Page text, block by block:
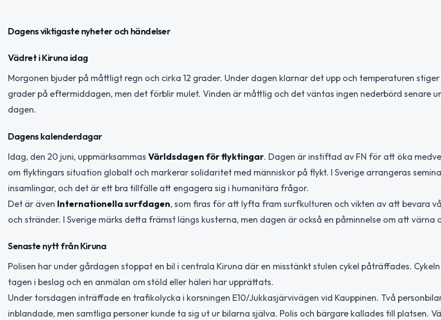
Dagens viktigaste nyheter och händelser
Vädret i Kiruna idag
Morgonen bjuder på måttligt regn och cirka 12 grader. Under dagen klarnar det upp och temperaturen stiger
grader på eftermiddagen, men det förblir mulet. Vinden är måttlig och det väntas ingen nederbörd senare
dagen.
Dagens kalenderdagar
Idag, den 20 juni, uppmärksammas Världsdagen för flyktingar. Dagen är instiftad av FN för att öka
om flyktingars situation globalt och markerar solidaritet med människor på flykt. I Sverige arrangeras
insamlingar, och det är ett bra tillfälle att engagera sig i humanitära frågor.
Det är även Internationella surfdagen, som firas för att lyfta fram surfkulturen och vikten av att bevara
och stränder. I Sverige märks detta främst längs kusterna, men dagen är också en påminnelse om att värna
Senaste nytt från Kiruna
Polisen har under gårdagen stoppat en bil i centrala Kiruna där en misstänkt stulen cykel påträffades.
tagen i beslag och en anmälan om stöld eller häleri har upprättats.
Under torsdagen inträffade en trafikolycka i korsningen E10/Jukkasjärvivägen vid Kauppinen. Två
inblandade, men samtliga personer kunde ta sig ut ur bilarna själva. Polis och bärgare kallades till platsen.